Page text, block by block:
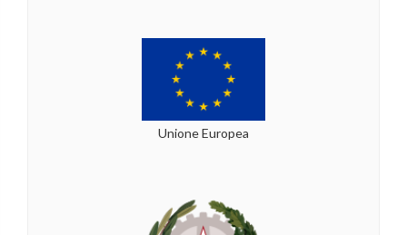
Unione Europea